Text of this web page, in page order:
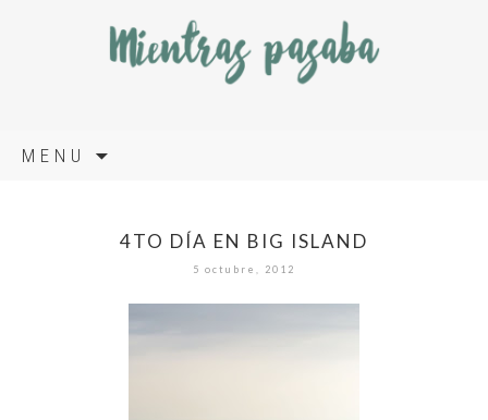
MENU
4TO DÍA EN BIG ISLAND
5 octubre, 2012